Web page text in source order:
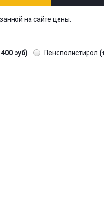
на сайте цены.
руб) Пенополистирол